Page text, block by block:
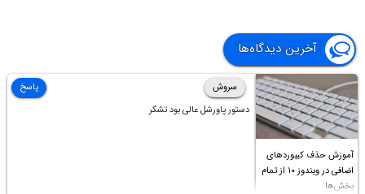
آخرین دیدگاه‌ها
آموزش حذف کیبوردهای
اضافی در ویندوز ۱۰ از تمام
بخش‌ها
سروش
دستور پاورشل عالی بود تشکر
پاسخ